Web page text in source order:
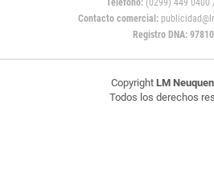
Teléfono: (0299) 449 0400
Contacto comercial:
Registro DNA:
Copyright LM Neuquen
Todos los derechos